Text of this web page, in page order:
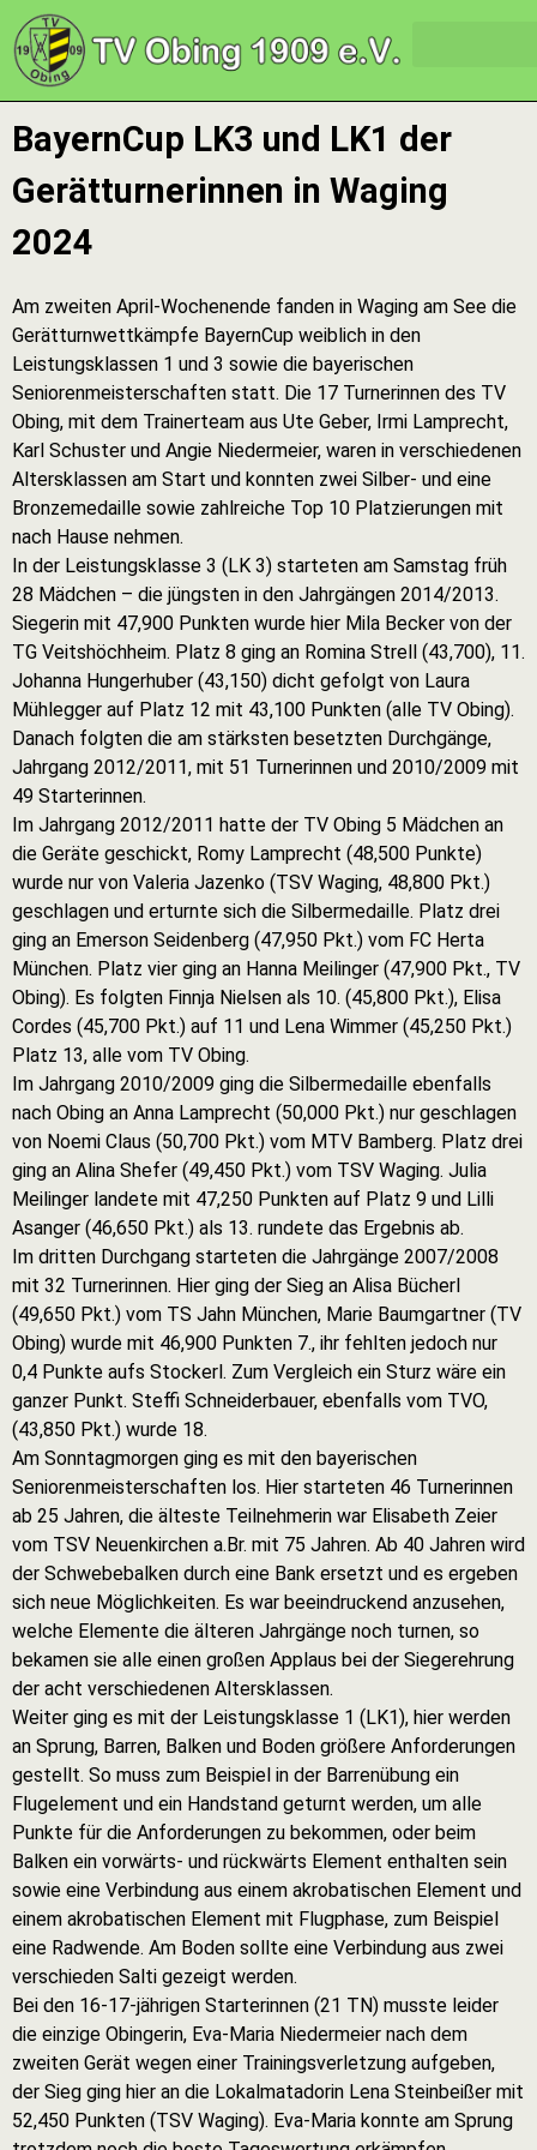
BayernCup LK3 und LK1 der
Gerätturnerinnen in Waging
2024
Am zweiten April-Wochenende fanden in Waging am See die
Gerätturnwettkämpfe BayernCup weiblich in den
Leistungsklassen 1 und 3 sowie die bayerischen
Seniorenmeisterschaften statt. Die 17 Turnerinnen des TV
Obing, mit dem Trainerteam aus Ute Geber, Irmi Lamprecht,
Karl Schuster und Angie Niedermeier, waren in verschiedenen
Altersklassen am Start und konnten zwei Silber- und eine
Bronzemedaille sowie zahlreiche Top 10 Platzierungen mit
nach Hause nehmen.
In der Leistungsklasse 3 (LK 3) starteten am Samstag früh
28 Mädchen – die jüngsten in den Jahrgängen 2014/2013.
Siegerin mit 47,900 Punkten wurde hier Mila Becker von der
TG Veitshöchheim. Platz 8 ging an Romina Strell (43,700), 11.
Johanna Hungerhuber (43,150) dicht gefolgt von Laura
Mühlegger auf Platz 12 mit 43,100 Punkten (alle TV Obing).
Danach folgten die am stärksten besetzten Durchgänge,
Jahrgang 2012/2011, mit 51 Turnerinnen und 2010/2009 mit
49 Starterinnen.
Im Jahrgang 2012/2011 hatte der TV Obing 5 Mädchen an
die Geräte geschickt, Romy Lamprecht (48,500 Punkte)
wurde nur von Valeria Jazenko (TSV Waging, 48,800 Pkt.)
geschlagen und erturnte sich die Silbermedaille. Platz drei
ging an Emerson Seidenberg (47,950 Pkt.) vom FC Herta
München. Platz vier ging an Hanna Meilinger (47,900 Pkt., TV
Obing). Es folgten Finnja Nielsen als 10. (45,800 Pkt.), Elisa
Cordes (45,700 Pkt.) auf 11 und Lena Wimmer (45,250 Pkt.)
Platz 13, alle vom TV Obing.
Im Jahrgang 2010/2009 ging die Silbermedaille ebenfalls
nach Obing an Anna Lamprecht (50,000 Pkt.) nur geschlagen
von Noemi Claus (50,700 Pkt.) vom MTV Bamberg. Platz drei
ging an Alina Shefer (49,450 Pkt.) vom TSV Waging. Julia
Meilinger landete mit 47,250 Punkten auf Platz 9 und Lilli
Asanger (46,650 Pkt.) als 13. rundete das Ergebnis ab.
Im dritten Durchgang starteten die Jahrgänge 2007/2008
mit 32 Turnerinnen. Hier ging der Sieg an Alisa Bücherl
(49,650 Pkt.) vom TS Jahn München, Marie Baumgartner (TV
Obing) wurde mit 46,900 Punkten 7., ihr fehlten jedoch nur
0,4 Punkte aufs Stockerl. Zum Vergleich ein Sturz wäre ein
ganzer Punkt. Steffi Schneiderbauer, ebenfalls vom TVO,
(43,850 Pkt.) wurde 18.
Am Sonntagmorgen ging es mit den bayerischen
Seniorenmeisterschaften los. Hier starteten 46 Turnerinnen
ab 25 Jahren, die älteste Teilnehmerin war Elisabeth Zeier
vom TSV Neuenkirchen a.Br. mit 75 Jahren. Ab 40 Jahren wird
der Schwebebalken durch eine Bank ersetzt und es ergeben
sich neue Möglichkeiten. Es war beeindruckend anzusehen,
welche Elemente die älteren Jahrgänge noch turnen, so
bekamen sie alle einen großen Applaus bei der Siegerehrung
der acht verschiedenen Altersklassen.
Weiter ging es mit der Leistungsklasse 1 (LK1), hier werden
an Sprung, Barren, Balken und Boden größere Anforderungen
gestellt. So muss zum Beispiel in der Barrenübung ein
Flugelement und ein Handstand geturnt werden, um alle
Punkte für die Anforderungen zu bekommen, oder beim
Balken ein vorwärts- und rückwärts Element enthalten sein
sowie eine Verbindung aus einem akrobatischen Element und
einem akrobatischen Element mit Flugphase, zum Beispiel
eine Radwende. Am Boden sollte eine Verbindung aus zwei
verschieden Salti gezeigt werden.
Bei den 16-17-jährigen Starterinnen (21 TN) musste leider
die einzige Obingerin, Eva-Maria Niedermeier nach dem
zweiten Gerät wegen einer Trainingsverletzung aufgeben,
der Sieg ging hier an die Lokalmatadorin Lena Steinbeißer mit
52,450 Punkten (TSV Waging). Eva-Maria konnte am Sprung